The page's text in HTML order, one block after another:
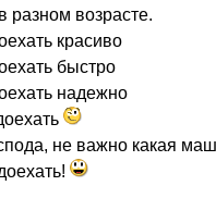
разном возрасте.
красиво
быстро
надежно
не важно какая